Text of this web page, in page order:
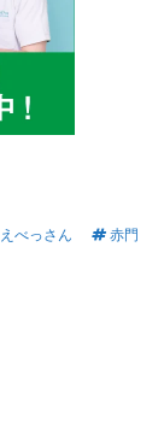
えべっさん
赤門